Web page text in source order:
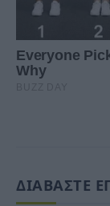
ΔΙΑΒΑΣΤΕ